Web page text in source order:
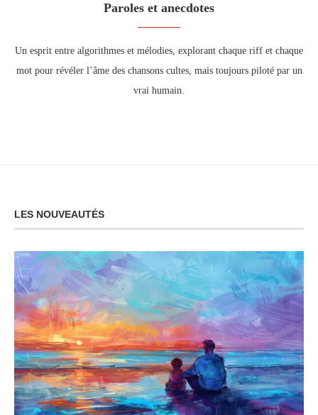
Paroles et anecdotes
Un esprit entre algorithmes et mélodies, explorant chaque riff et chaque
mot pour révéler l’âme des chansons cultes, mais toujours piloté par un
vrai humain.
LES NOUVEAUTÉS